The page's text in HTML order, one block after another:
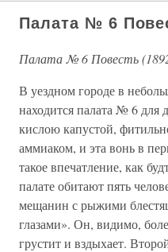
Палата № 6
Палата № 6 Повесть
В уездном городе в
находится палата № 6 для
кислою капустой,
аммиаком, и эта вонь в
такое впечатление, как
палате обитают пять
мещанин с рыжими
глазами». Он, видимо,
грустит и вздыхает.